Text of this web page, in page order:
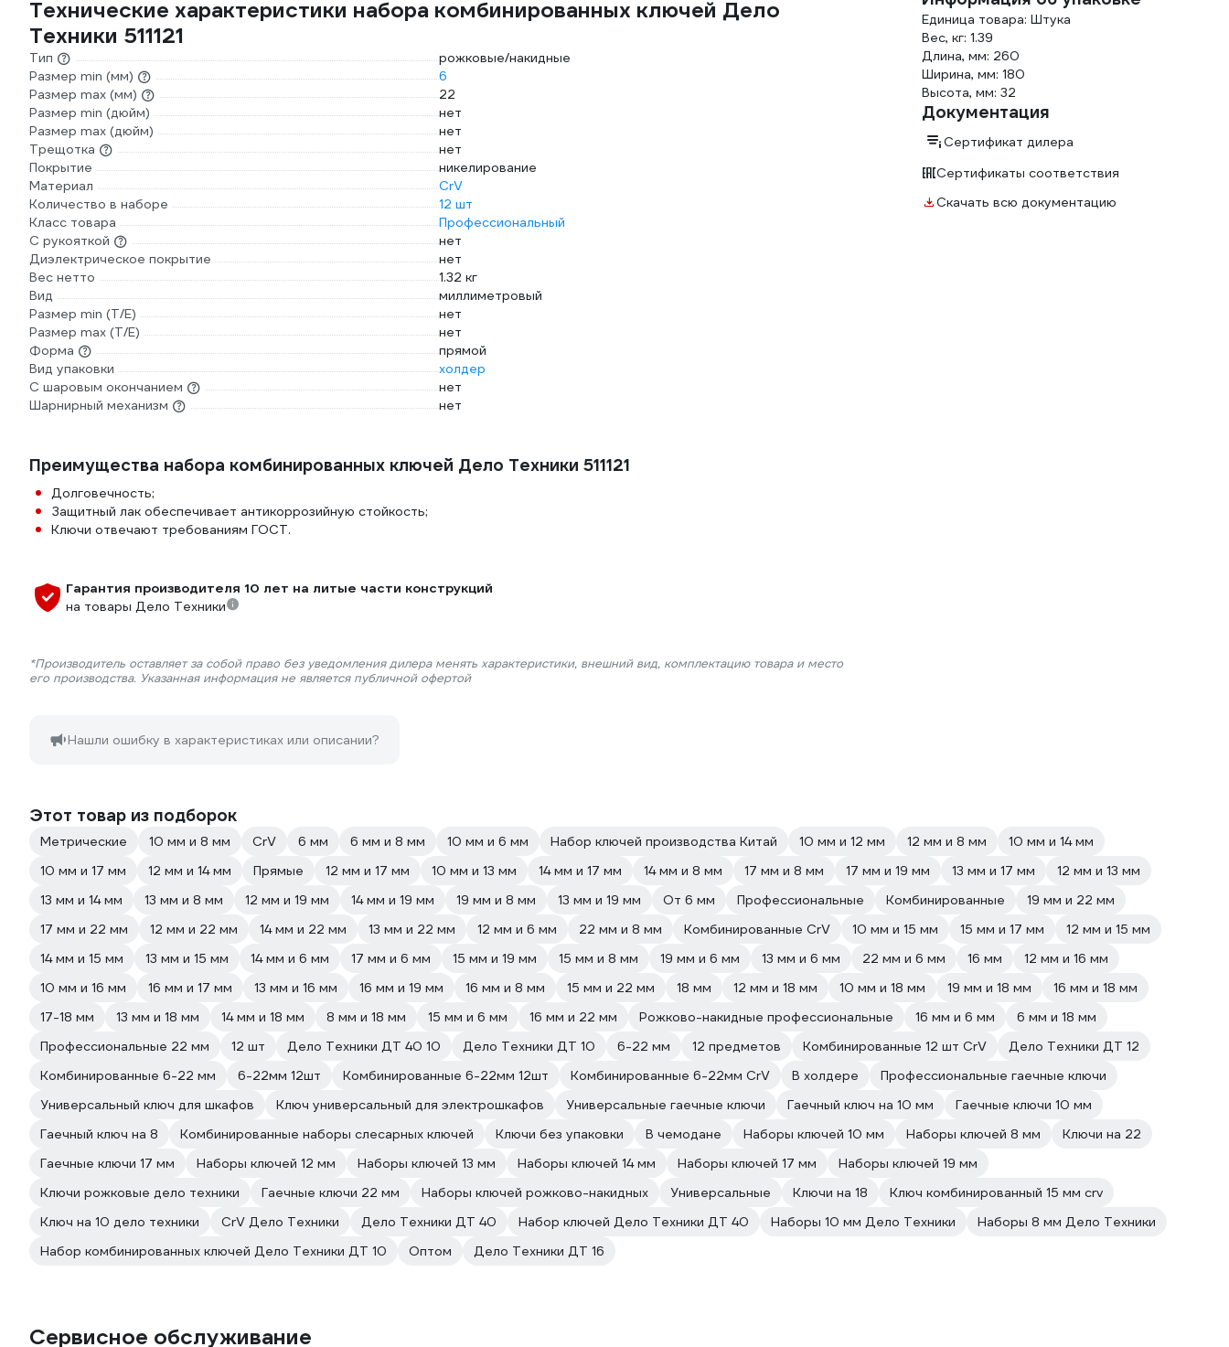
Технические характеристики набора комбинированных ключей Дело
Техники 511121
Тип
рожковые/накидные
Размер min (мм)
6
Размер max (мм)
22
Размер min (дюйм)
нет
Размер max (дюйм)
нет
Трещотка
нет
Покрытие
никелирование
Материал
CrV
Количество в наборе
12 шт
Класс товара
Профессиональный
С рукояткой
нет
Диэлектрическое покрытие
нет
Вес нетто
1.32 кг
Вид
миллиметровый
Размер min (Т/E)
нет
Размер max (T/E)
нет
Форма
прямой
Вид упаковки
холдер
С шаровым окончанием
нет
Шарнирный механизм
нет
Преимущества набора комбинированных ключей Дело Техники 511121
Долговечность;
Защитный лак обеспечивает антикоррозийную стойкость;
Ключи отвечают требованиям ГОСТ.
Гарантия производителя 10 лет на литые части конструкций
на товары Дело Техники
*Производитель оставляет за собой право без уведомления дилера менять характеристики, внешний вид, комплектацию товара и место
его производства. Указанная информация не является публичной офертой
Нашли ошибку в характеристиках или описании?
Единица товара: Штука
Вес, кг: 1.39
Длина, мм: 260
Ширина, мм: 180
Высота, мм: 32
Документация
Сертификат дилера
Сертификаты соответствия
Скачать всю документацию
Этот товар из подборок
Метрические 10 мм и 8 мм CrV 6 мм 6 мм и 8 мм 10 мм и 6 мм Набор ключей производства Китай 10 мм и 12 мм 12 мм и 8 мм
10 мм и 14 мм
10 мм и 17 мм
12 мм и 14 мм Прямые 12 мм и 17 мм 10 мм и 13 мм 14 мм и 17 мм 14 мм и 8 мм 17 мм и 8 мм 17 мм и 19 мм 13 мм и 17 мм
12 мм и 13 мм
13 мм и 14 мм
13 мм и 8 мм 12 мм и 19 мм 14 мм и 19 мм 19 мм и 8 мм 13 мм и 19 мм От 6 мм Профессиональные Комбинированные
19 мм и 22 мм
17 мм и 22 мм
12 мм и 22 мм 14 мм и 22 мм 13 мм и 22 мм 12 мм и 6 мм 22 мм и 8 мм Комбинированные CrV 10 мм и 15 мм 15 мм и 17 мм
12 мм и 15 мм
14 мм и 15 мм
13 мм и 15 мм 14 мм и 6 мм 17 мм и 6 мм 15 мм и 19 мм 15 мм и 8 мм 19 мм и 6 мм 13 мм и 6 мм 22 мм и 6 мм 16 мм
12 мм и 16 мм
10 мм и 16 мм
16 мм и 17 мм 13 мм и 16 мм 16 мм и 19 мм 16 мм и 8 мм 15 мм и 22 мм 18 мм 12 мм и 18 мм 10 мм и 18 мм 19 мм и 18 мм
16 мм и 18 мм
17-18 мм
13 мм и 18 мм 14 мм и 18 мм 8 мм и 18 мм 15 мм и 6 мм 16 мм и 22 мм Рожково-накидные профессиональные 16 мм и 6 мм
6 мм и 18 мм
Профессиональные 22 мм
12 шт Дело Техники ДТ 40 10 Дело Техники ДТ 10 6-22 мм 12 предметов Комбинированные 12 шт CrV
Дело Техники ДТ 12
Комбинированные 6-22 мм
6-22мм 12шт Комбинированные 6-22мм 12шт Комбинированные 6-22мм CrV В холдере
Профессиональные гаечные ключи
Универсальный ключ для шкафов
Ключ универсальный для электрошкафов Универсальные гаечные ключи Гаечный ключ на 10 мм
Гаечные ключи 10 мм
Гаечный ключ на 8
Комбинированные наборы слесарных ключей Ключи без упаковки В чемодане Наборы ключей 10 мм Наборы ключей 8 мм
Ключи на 22
Гаечные ключи 17 мм
Наборы ключей 12 мм Наборы ключей 13 мм Наборы ключей 14 мм Наборы ключей 17 мм
Наборы ключей 19 мм
Ключи рожковые дело техники
Гаечные ключи 22 мм Наборы ключей рожково-накидных Универсальные Ключи на 18
Ключ комбинированный 15 мм crv
Ключ на 10 дело техники
CrV Дело Техники Дело Техники ДТ 40 Набор ключей Дело Техники ДТ 40 Наборы 10 мм Дело Техники
Наборы 8 мм Дело Техники
Набор комбинированных ключей Дело Техники ДТ 10
Оптом Дело Техники ДТ 16
Сервисное обслуживание